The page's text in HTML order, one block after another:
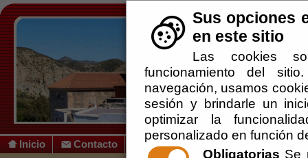
Sus opciones
en este sitio
Las cookies
funcionamiento del
navegación, usamos
sesión y brindarle un
optimizar la
personalizado en función
Obligatorias Se
Inicio Contacto